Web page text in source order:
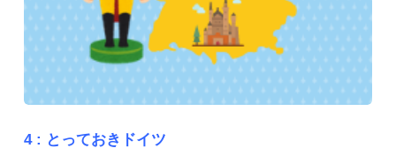
4 : とっておきドイツ